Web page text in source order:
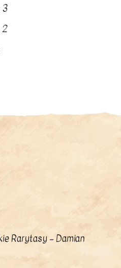
3
2
Rarytasy – Damian